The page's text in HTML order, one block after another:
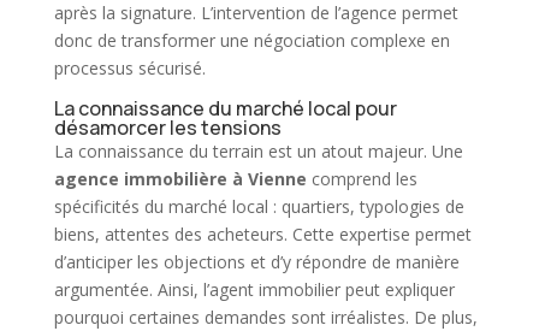
après la signature. L’intervention de l’agence permet
donc de transformer une négociation complexe en
processus sécurisé.
La connaissance du marché local pour
désamorcer les tensions
La connaissance du terrain est un atout majeur. Une
agence immobilière à Vienne comprend les
spécificités du marché local : quartiers, typologies de
biens, attentes des acheteurs. Cette expertise permet
d’anticiper les objections et d’y répondre de manière
argumentée. Ainsi, l’agent immobilierpeut expliquer
pourquoi certaines demandes sont irréalistes. De plus,